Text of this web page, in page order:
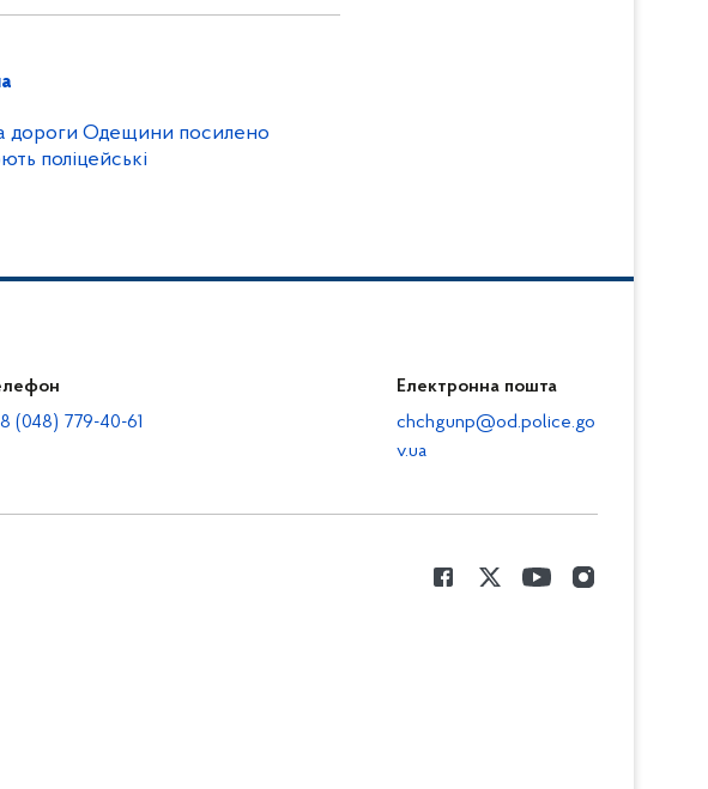
дороги Одещини посилено
поліцейські
(048) 779-40-61
Електронна пошта
chchgunp@od.police.go
v.ua